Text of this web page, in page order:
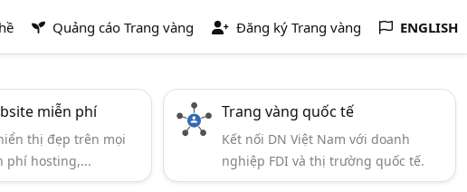
Quảng cáo Trang vàng Đăng ký Trang vàng ENGLISH
miễn phí
thị đẹp trên mọi
phí hosting,...
Trang vàng quốc tế
Kết nối DN Việt Nam với doanh
nghiệp FDI và thị trường quốc tế.